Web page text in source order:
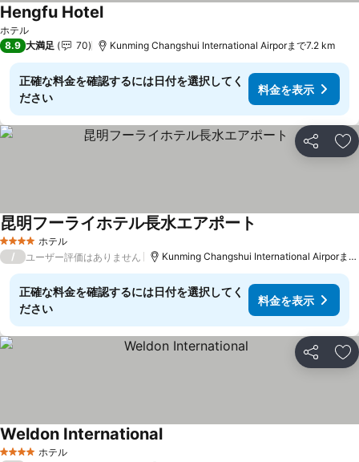
ホテル
Hengfu Hotel料金を表示
8.9 大満足 70 Kunming Changshui International Airporまで7.2 km
正確な料金を確認するには日付を選択してく
ださい
料金を表示
シェア お
4 ホテルのランク
ホテル
昆明フーライホテル長水エアポート
/ ユーザー評価はありません Kunming Changshui International Airporま
正確な料金を確認するには日付を選択してく
ださい
料金を表示
シェア お
4 ホテルのランク
ホテル
Weldon International料金を表示